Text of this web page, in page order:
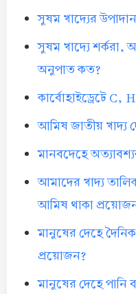
সুষম খাদ্যের
সুষম খাদ্যে শর্করা,
অনুপাত কত?
কার্বোহাইড্রেটে
আমিষ জাতীয় খাদ্য
মানবদেহে
আমাদের খাদ্য
আমিষ থাকা
মানুষের দেহে
প্রয়োজন?
মানুষের দেহে